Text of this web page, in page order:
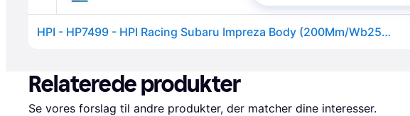
HPI - HP7499 - HPI Racing Subaru Impreza Body (200Mm/Wb255Mm)
Relaterede produkter
Se vores forslag til andre produkter, der matcher dine interesser.